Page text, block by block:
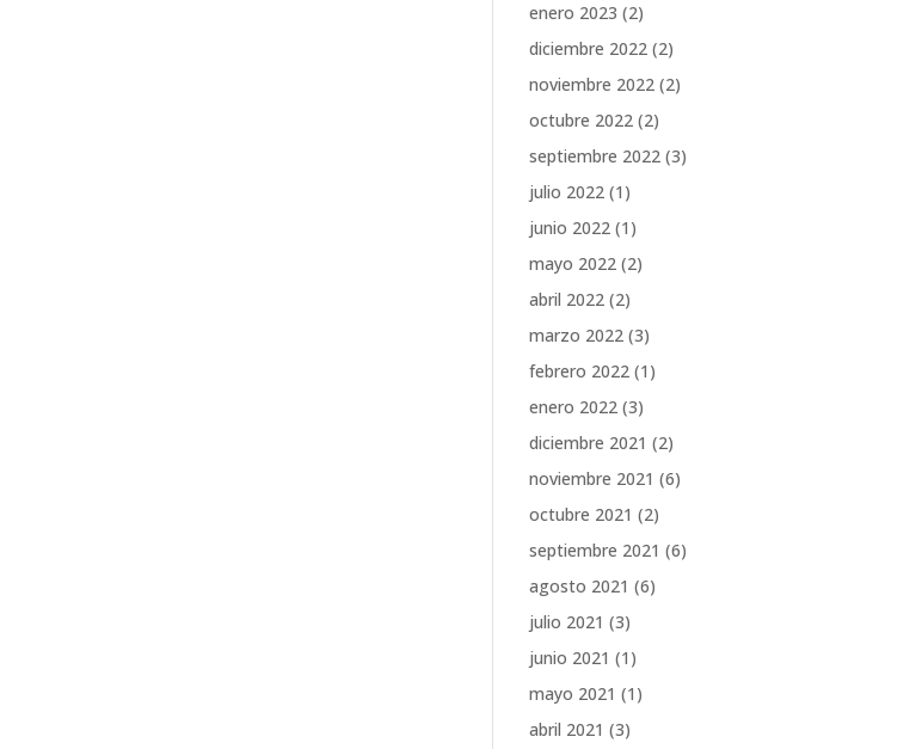
enero 2023 (2)
diciembre 2022 (2)
noviembre 2022 (2)
octubre 2022 (2)
septiembre 2022 (3)
julio 2022 (1)
junio 2022 (1)
mayo 2022 (2)
abril 2022 (2)
marzo 2022 (3)
febrero 2022 (1)
enero 2022 (3)
diciembre 2021 (2)
noviembre 2021 (6)
octubre 2021 (2)
septiembre 2021 (6)
agosto 2021 (6)
julio 2021 (3)
junio 2021 (1)
mayo 2021 (1)
abril 2021 (3)